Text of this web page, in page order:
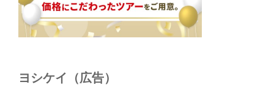
ヨシケイ（広告）